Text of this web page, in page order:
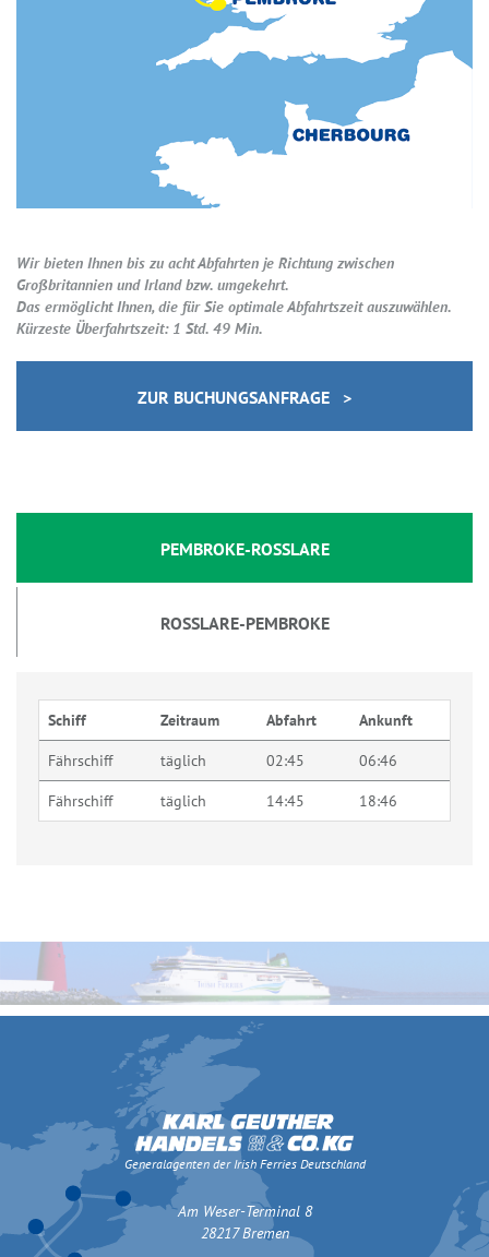
Wir bieten Ihnen bis zu acht Abfahrten je Richtung zwischen
Großbritannien und Irland bzw. umgekehrt.
Das ermöglicht Ihnen, die für Sie optimale Abfahrtszeit auszuwählen.
Kürzeste Überfahrtszeit: 1 Std. 49 Min.
ZUR BUCHUNGSANFRAGE >
PEMBROKE-ROSSLARE
ROSSLARE-PEMBROKE
Schiff Zeitraum Abfahrt Ankunft
Fährschiff täglich 02:45 06:46
Fährschiff täglich 14:45 18:46
Generalagenten der Irish Ferries Deutschland
Am Weser-Terminal 8
28217 Bremen